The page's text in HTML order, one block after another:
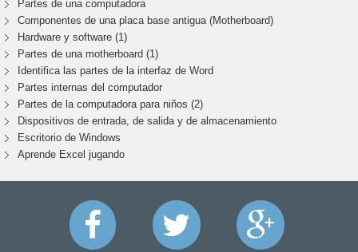
Partes de una computadora
Componentes de una placa base antigua (Motherboard)
Hardware y software (1)
Partes de una motherboard (1)
Identifica las partes de la interfaz de Word
Partes internas del computador
Partes de la computadora para niños (2)
Dispositivos de entrada, de salida y de almacenamiento
Escritorio de Windows
Aprende Excel jugando